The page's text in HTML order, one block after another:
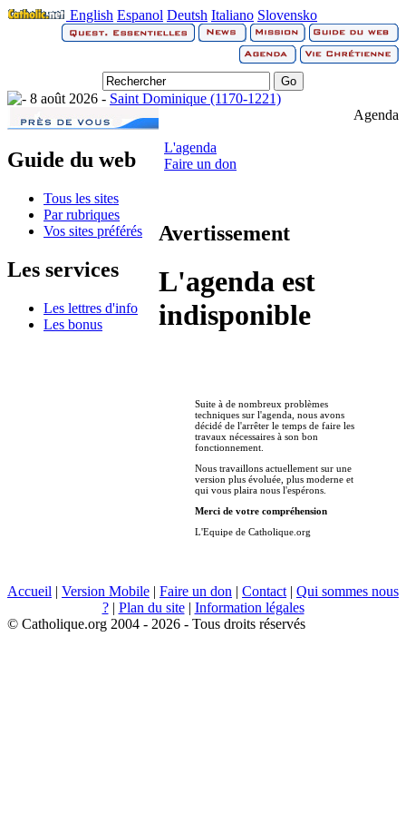
English Espanol Deutsh Italiano Slovensko
8 août 2026 - Saint Dominique (1170-1221)
Guide du web
Tous les sites
Par rubriques
Vos sites préférés
Les services
Les lettres d'info
Les bonus
Agenda
L'agenda
Faire un don
Avertissement
L'agenda est
indisponible
Suite à de nombreux problèmes
techniques sur l'agenda, nous avons
décidé de l'arrêter le temps de faire les
travaux nécessaires à son bon
fonctionnement.
Nous travaillons actuellement sur une
version plus évoluée, plus moderne et
qui vous plaira nous l'espérons.
Merci de votre compréhension
L'Equipe de Catholique.org
Accueil | Version Mobile | Faire un don | Contact | Qui sommes nous
?| Plan du site| Information légales
© Catholique.org 2004 - 2026 - Tous droits réservés